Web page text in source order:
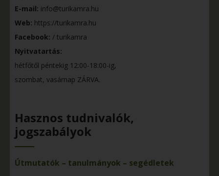
E-mail: info@turikamra.hu
Web: https://turikamra.hu
Facebook: / turikamra
Nyitvatartás:
hétfőtől péntekig 12:00-18:00-ig,
szombat, vasárnap ZÁRVA.
Hasznos tudnivalók,
jogszabályok
Útmutatók – tanulmányok – segédletek